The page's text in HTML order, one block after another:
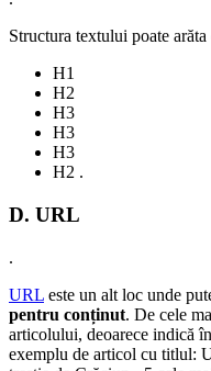
Structura textului poate
H1
H2
H3
H3
H3
H2 .
D. URL
.
URL este un alt loc unde
pentru conținut. De cele
articolului, deoarece indică
exemplu de articol cu titlul: